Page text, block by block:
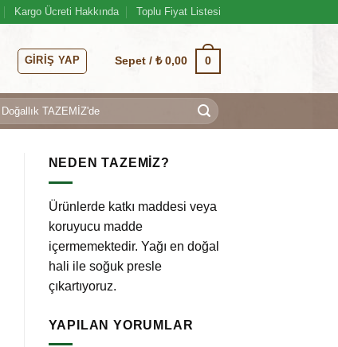
Kargo Ücreti Hakkında Toplu Fiyat Listesi
GIRIŞ YAP Sepet /₺0,00 0
NEDEN TAZEMİZ?
Ürünlerde katkı maddesi veya
koruyucu madde
içermemektedir. Yağı en doğal
hali ile soğuk presle
çıkartıyoruz.
YAPILAN YORUMLAR